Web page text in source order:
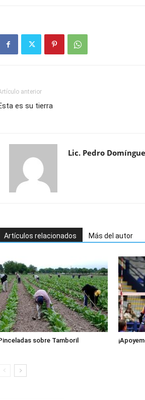
anterior
es su tierra
Lic. Pedro
Artículos relacionados Más del autor
sobre Tamboril